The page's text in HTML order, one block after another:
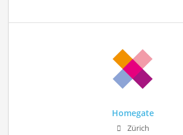
Homegate
Zürich